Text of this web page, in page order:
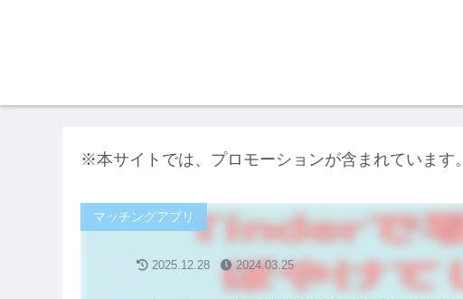
※本サイトでは、プロモーションが含まれています。
マッチングアプリ
2025.12.28 2024.03.25